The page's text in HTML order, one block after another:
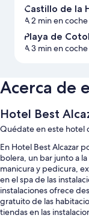
Castillo de la
A 2 min en coche
Playa de
A 3 min en coche
Acerca de
Hotel Best
Quédate en este hotel
En Hotel Best Alcazar
bolera, un bar junto a
manicura y pedicura,
en el spa de las
instalaciones ofrece
gratuito de las
tiendas en las